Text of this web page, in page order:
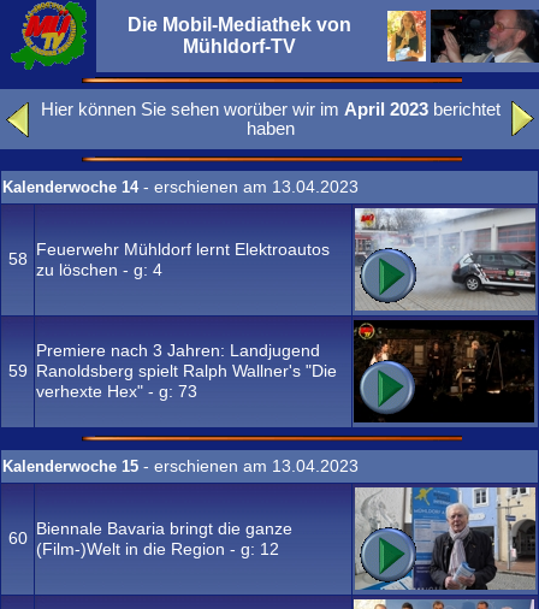
Die Mobil-Mediathek von
Mühldorf-TV
Hier können Sie sehen worüber wir im April 2023berichtet
haben
Kalenderwoche 14 - erschienen am 13.04.2023
58 Feuerwehr Mühldorf lernt Elektroautos
zu löschen - g: 4
59
Premiere nach 3 Jahren: Landjugend
Ranoldsberg spielt Ralph Wallner's "Die
verhexte Hex" - g: 73
Kalenderwoche 15 - erschienen am 13.04.2023
60 Biennale Bavaria bringt die ganze
(Film-)Welt in die Region - g: 12